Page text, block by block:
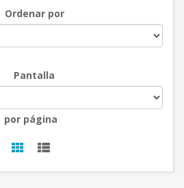
Ordenar por
Pantalla
por página